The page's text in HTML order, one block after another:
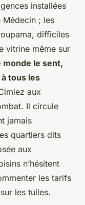
installées
Médecin ; les
difficiles
vitrine même sur
monde le sent,
tous les
aux
Il circule
jamais
quartiers dits
aux
n’hésitent
les tarifs
les tuiles.